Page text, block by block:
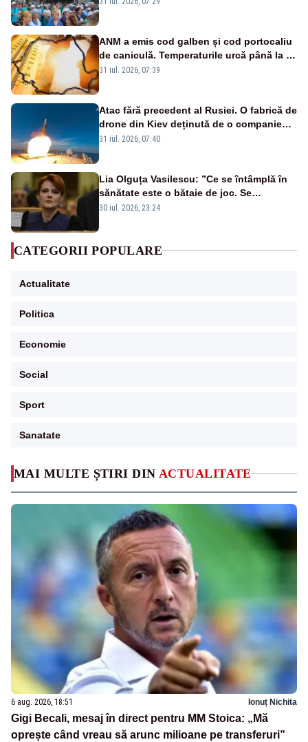
MAI MULTE ȘTIRI DIN ACTUALITATE
6 aug. 2026, 18:51 Ionuț Nichita
Gigi Becali, mesaj în direct pentru MM Stoica: „Mă
oprește când vreau să arunc milioane pe transferuri”
ANM a emis cod galben și cod portocaliu
de caniculă. Temperaturile urcă până la 38
de grade, iar nopțile devin tropicale
31 iul. 2026, 07:39
Atac fără precedent al Rusiei. O fabrică de
drone din Kiev deținută de o companie
americană, distrusă de o rachetă
31 iul. 2026, 07:40
Lia Olguța Vasilescu: ”Ce se întâmplă în
sănătate este o bătaie de joc. Se
guvernează extraordinar de prost”
30 iul. 2026, 23:24
CATEGORII POPULARE
Actualitate
Politica
Economie
Social
Sport
Sanatate